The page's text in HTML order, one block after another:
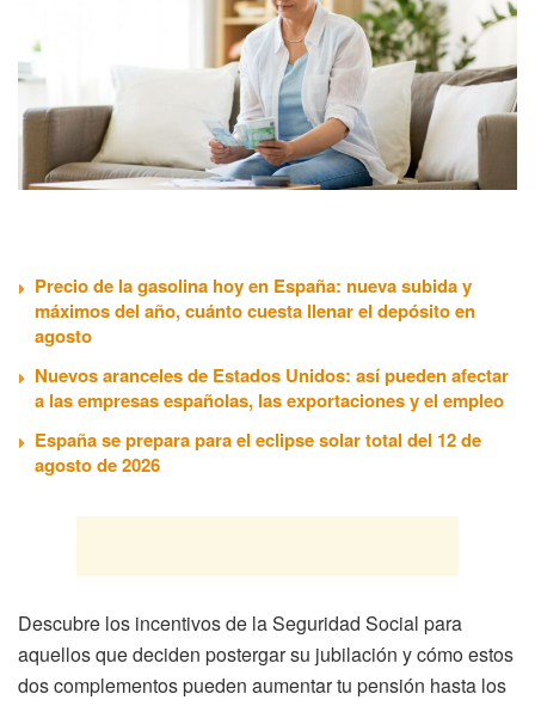
Precio de la gasolina hoy en España: nueva subida y
máximos del año, cuánto cuesta llenar el depósito en
agosto
Nuevos aranceles de Estados Unidos: así pueden afectar
a las empresas españolas, las exportaciones y el empleo
España se prepara para el eclipse solar total del 12 de
agosto de 2026
Descubre los incentivos de la Seguridad Social para
aquellos que deciden postergar su jubilación y cómo estos
dos complementos pueden aumentar tu pensión hasta los